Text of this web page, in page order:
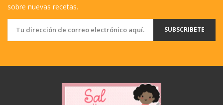
sobre nuevas recetas.
SUBSCRIBETE